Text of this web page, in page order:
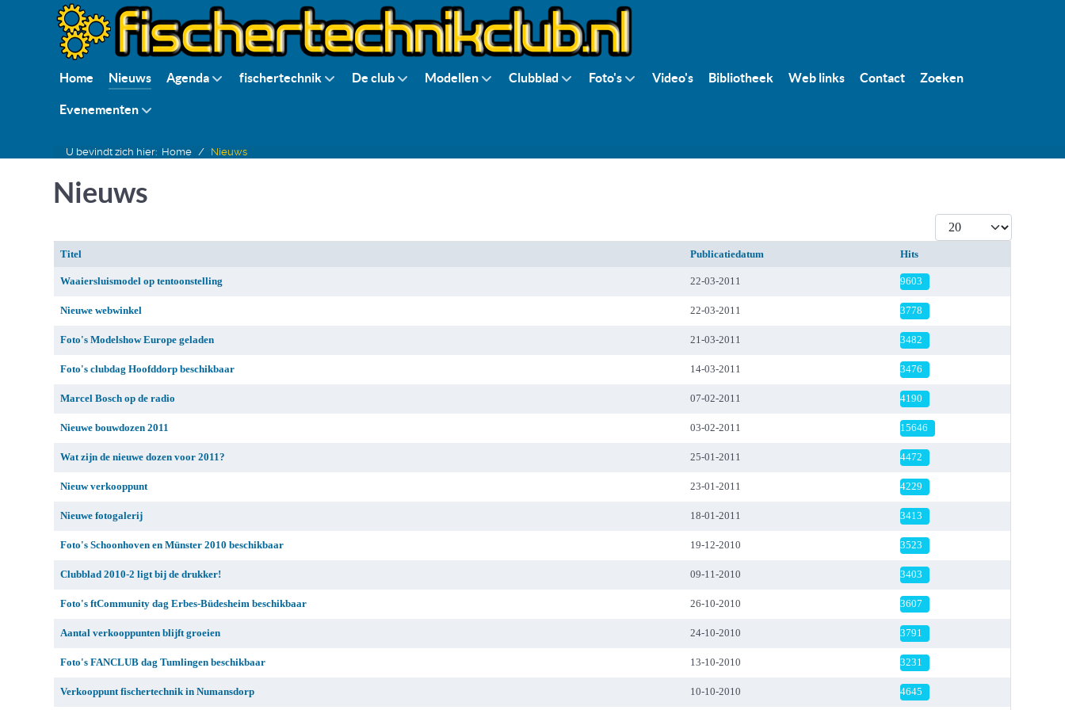
Home Nieuws Agenda fischertechnik De club Modellen Clubblad Foto's Video's Bibliotheek Web links Contact Zoeken
Evenementen
U bevindt zich hier: Home Nieuws
Nieuws
Toon #
Titel Publicatiedatum Hits
Waaiersluismodel op tentoonstelling 22-03-2011 9603
Nieuwe webwinkel 22-03-2011 3778
Foto's Modelshow Europe geladen 21-03-2011 3482
Foto's clubdag Hoofddorp beschikbaar 14-03-2011 3476
Marcel Bosch op de radio 07-02-2011 4190
Nieuwe bouwdozen 2011 03-02-2011 15646
Wat zijn de nieuwe dozen voor 2011? 25-01-2011 4472
Nieuw verkooppunt 23-01-2011 4229
Nieuwe fotogalerij 18-01-2011 3413
Foto's Schoonhoven en Münster 2010 beschikbaar 19-12-2010 3523
Clubblad 2010-2 ligt bij de drukker! 09-11-2010 3403
Foto's ftCommunity dag Erbes-Büdesheim beschikbaar 26-10-2010 3607
Aantal verkooppunten blijft groeien 24-10-2010 3791
Foto's FANCLUB dag Tumlingen beschikbaar 13-10-2010 3231
Verkooppunt fischertechnik in Numansdorp 10-10-2010 4645